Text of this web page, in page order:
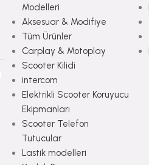
Modelleri
Aksesuar & Modifiye
Tüm Ürünler
Carplay & Motoplay
Scooter Kilidi
intercom
Elektrikli Scooter Koruyucu
Ekipmanları
Scooter Telefon
Tutucular
Lastik modelleri